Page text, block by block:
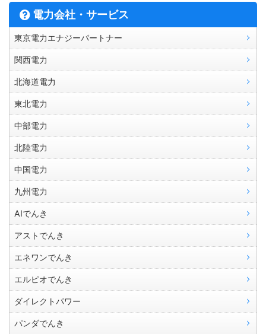
電力会社・サービス
東京電力エナジーパートナー
関西電力
北海道電力
東北電力
中部電力
北陸電力
中国電力
九州電力
AIでんき
アストでんき
エネワンでんき
エルピオでんき
ダイレクトパワー
パンダでんき